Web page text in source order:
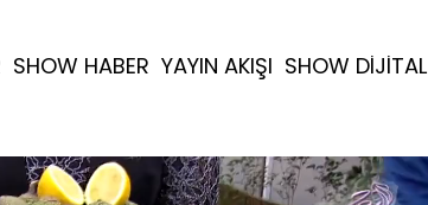
SHOW HABER YAYIN AKIŞI SHOW DİJİTAL